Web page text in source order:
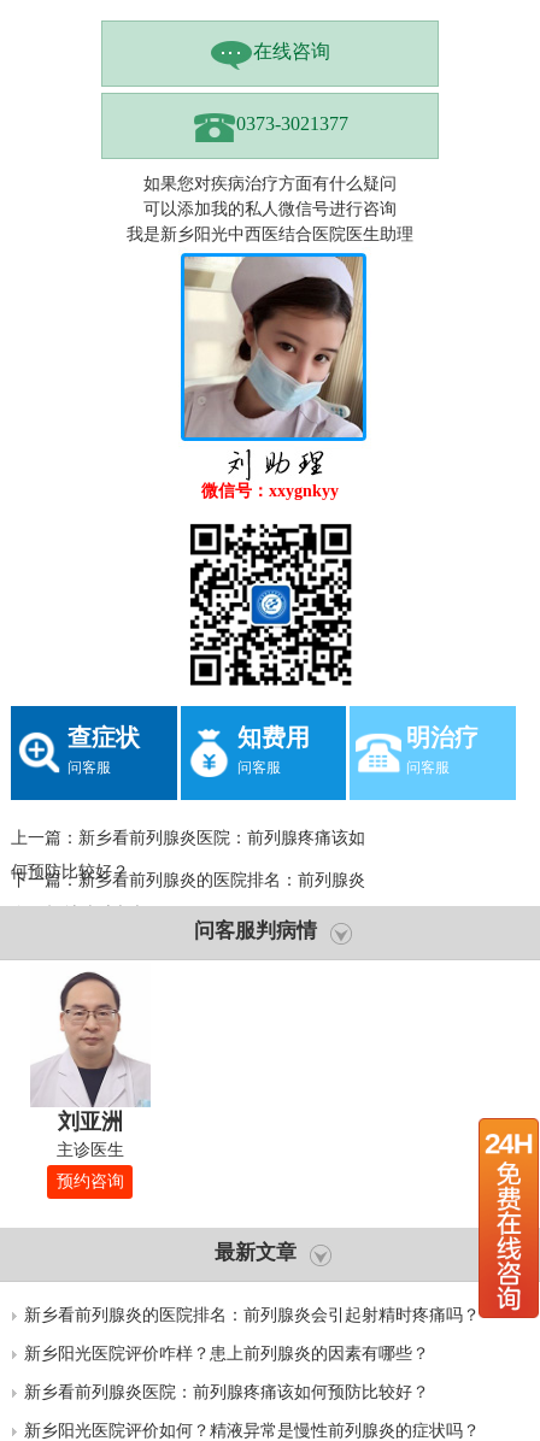
在线咨询
0373-3021377
如果您对疾病治疗方面有什么疑问
可以添加我的私人微信号进行咨询
我是新乡阳光中西医结合医院医生助理
微信号：xxygnkyy
查症状
问客服
知费用
问客服
明治疗
问客服
上一篇： 新乡看前列腺炎医院：前列腺疼痛该如
何预防比较好？
下一篇：新乡看前列腺炎的医院排名：前列腺炎
问客服判病情
刘亚洲
主诊医生
预约咨询
最新文章
新乡看前列腺炎的医院排名：前列腺炎会引起射精时疼痛吗？
新乡阳光医院评价咋样？患上前列腺炎的因素有哪些？
新乡看前列腺炎医院：前列腺疼痛该如何预防比较好？
新乡阳光医院评价如何？精液异常是慢性前列腺炎的症状吗？